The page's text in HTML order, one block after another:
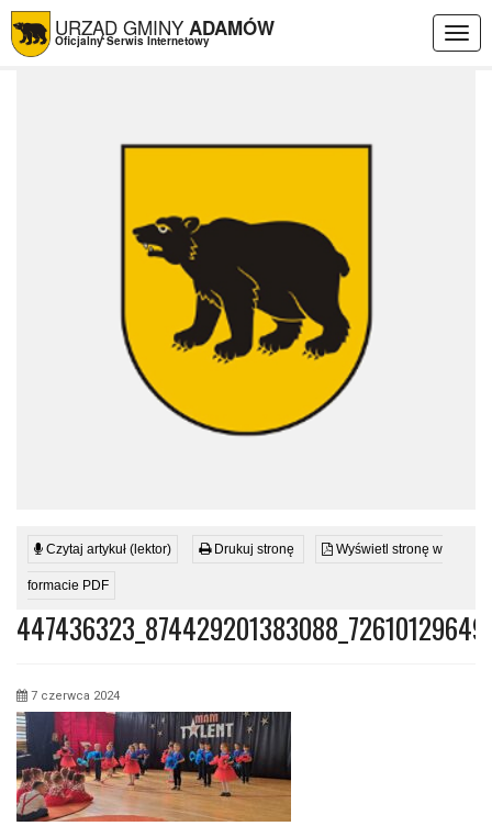
URZĄD GMINY ADAMÓW
Oficjalny Serwis Internetowy
Czytaj artykuł (lektor) Drukuj stronę Wyświetl stronę w
formacie PDF
7 czerwca 2024